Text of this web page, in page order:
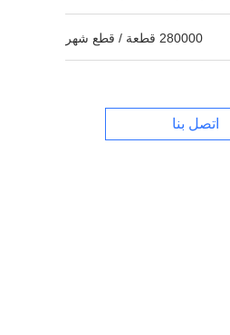
280000 قطعة / قطع شهر
اتصل بنا